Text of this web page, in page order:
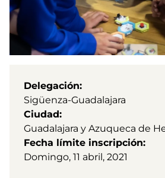
Delegación
Sigüenza-Guadalajara
Ciudad
Guadalajara y Azuqueca de
Fecha límite inscripción
Domingo, 11 abril, 2021